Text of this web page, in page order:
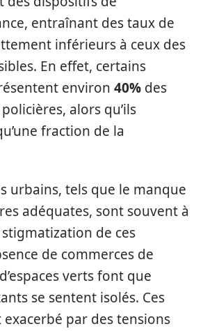
entraînant des taux de
inférieurs à ceux des
En effet, certains
environ 40% des
alors qu’ils
fraction de la
urbains, tels que le manque
adéquates, sont souvent à
stigmatization de ces
de commerces de
verts font que
se sentent isolés. Ces
exacerbé par des tensions